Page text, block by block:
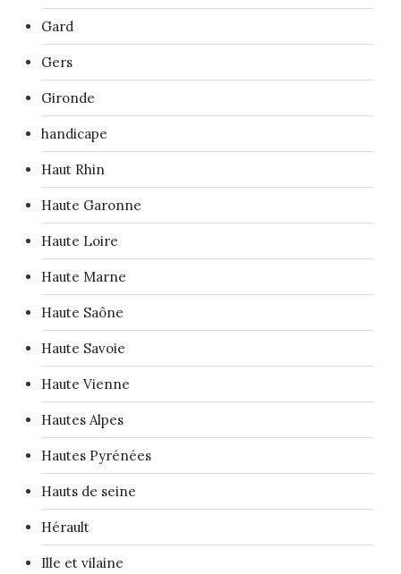
Gard
Gers
Gironde
handicape
Haut Rhin
Haute Garonne
Haute Loire
Haute Marne
Haute Saône
Haute Savoie
Haute Vienne
Hautes Alpes
Hautes Pyrénées
Hauts de seine
Hérault
Ille et vilaine